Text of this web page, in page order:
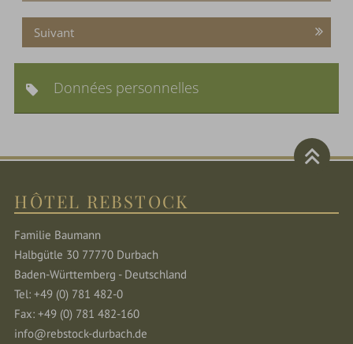
Suivant
Données personnelles
HÔTEL REBSTOCK
Familie Baumann
Halbgütle 30 77770 Durbach
Baden-Württemberg - Deutschland
Tel: +49 (0) 781 482-0
Fax: +49 (0) 781 482-160
info@rebstock-durbach.de